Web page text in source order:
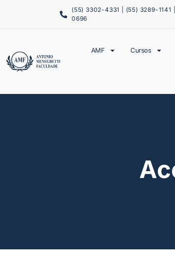
(55) 3302-4331 | (55) 3289-1141
0696
AMF Cursos